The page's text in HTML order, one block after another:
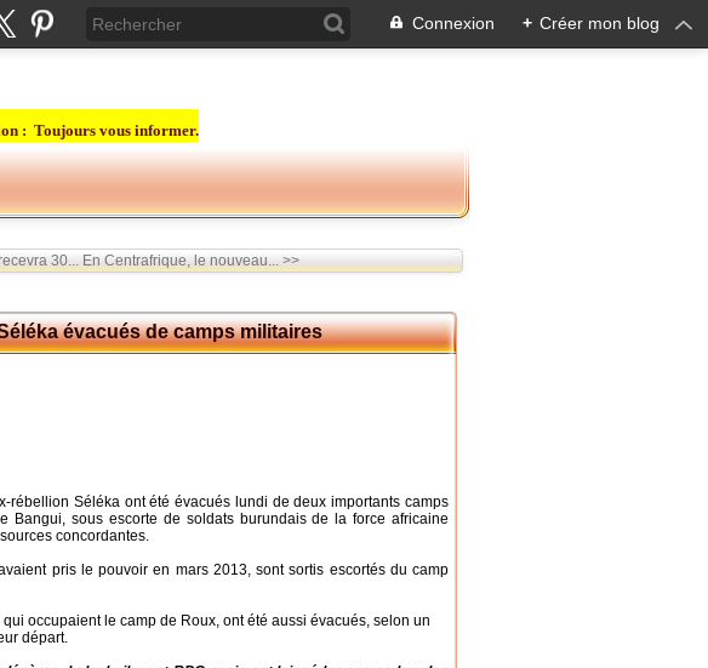
Connexion + Créer mon blog
: Toujours vous informer.
30... En Centrafrique, le nouveau... >>
évacués de camps militaires
rébellion Séléka ont été évacués lundi de deux importants camps
Bangui, sous escorte de soldats burundais de la force africaine
concordantes.
pris le pouvoir en mars 2013, sont sortis escortés du camp
occupaient le camp de Roux, ont été aussi évacués, selon un
départ.